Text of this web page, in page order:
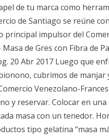
de tu marca como
de Santiago se reúne
principal impulsor del
de Gres con Fibra de
20 Abr 2017 Luego que
cubrimos de manjar
Venezolano-
y reservar. Colocar en una
masa con un tenedor.
tipo gelatina “masa